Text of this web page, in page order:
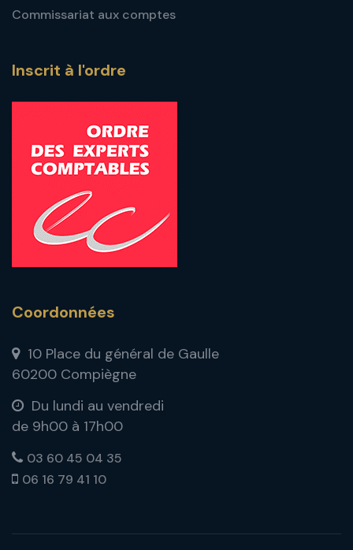
Commissariat aux comptes
Inscrit à l'ordre
Coordonnées
10 Place du général de Gaulle
60200 Compiègne
Du lundi au vendredi
de 9h00 à 17h00
03 60 45 04 35
06 16 79 41 10